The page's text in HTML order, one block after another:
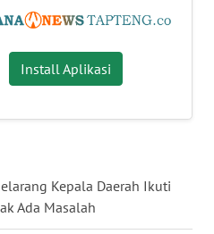
Install Aplikasi
Kepala Daerah Ikuti
Ada Masalah